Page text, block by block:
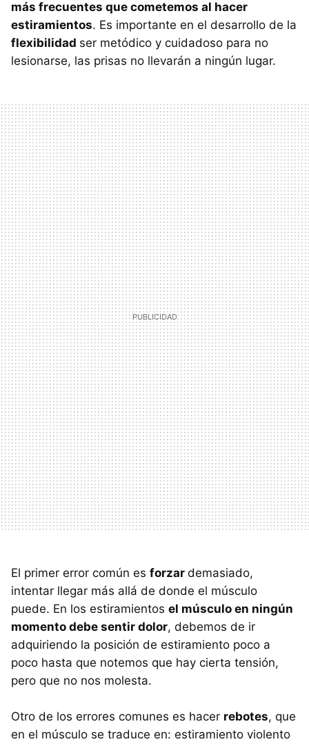
más frecuentes que cometemos al hacer
estiramientos. Es importante en el desarrollo de la
flexibilidad ser metódico y cuidadoso para no
lesionarse, las prisas no llevarán a ningún lugar.
El primer error común es forzar demasiado,
intentar llegar más allá de donde el músculo
puede. En los estiramientos el músculo en ningún
momento debe sentir dolor, debemos de ir
adquiriendo la posición de estiramiento poco a
poco hasta que notemos que hay cierta tensión,
pero que no nos molesta.
Otro de los errores comunes es hacer rebotes, que
en el músculo se traduce en: estiramiento violento